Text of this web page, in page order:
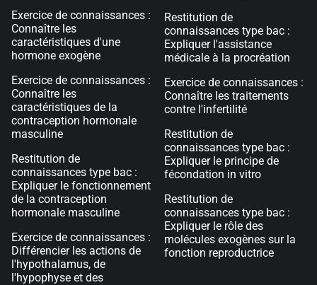
Exercice de connaissances :
Connaître les
caractéristiques d'une
hormone exogène
Exercice de connaissances :
Connaître les
caractéristiques de la
contraception hormonale
masculine
Restitution de
connaissances type bac :
Expliquer le fonctionnement
de la contraception
hormonale masculine
Exercice de connaissances :
Différencier les actions de
l'hypothalamus, de
l'hypophyse et des
Restitution de
connaissances type bac :
Expliquer l'assistance
médicale à la procréation
Exercice de connaissances :
Connaître les traitements
contre l'infertilité
Restitution de
connaissances type bac :
Expliquer le principe de
fécondation in vitro
Restitution de
connaissances type bac :
Expliquer le rôle des
molécules exogènes sur la
fonction reproductrice